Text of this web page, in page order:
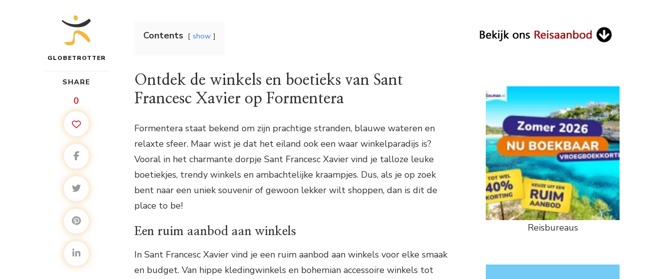
GLOBETROTTER
SHARE
0
Contents show
Ontdek de winkels en boetieks van Sant
Francesc Xavier op Formentera
Formentera staat bekend om zijn prachtige stranden, blauwe wateren en
relaxte sfeer. Maar wist je dat het eiland ook een waar winkelparadijs is?
Vooral in het charmante dorpje Sant Francesc Xavier vind je talloze leuke
boetiekjes, trendy winkels en ambachtelijke kraampjes. Dus, als je op zoek
bent naar een uniek souvenir of gewoon lekker wilt shoppen, dan is dit de
place to be!
Een ruim aanbod aan winkels
In Sant Francesc Xavier vind je een ruim aanbod aan winkels voor elke smaak
en budget. Van hippe kledingwinkels en bohemian accessoire winkels tot
Reisbureaus